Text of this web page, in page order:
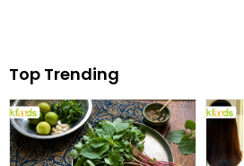
Top Trending